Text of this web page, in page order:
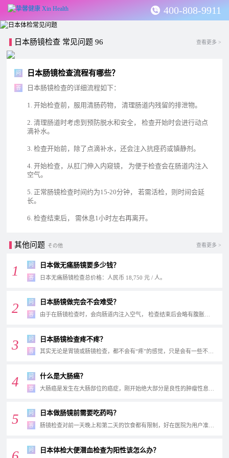
400-808-9911
日本肠镜检查 常见问题 96 查看更多 >
问 日本肠镜检查流程有哪些？
答 日本肠镜检查的详细流程如下：
1. 开始检查前，服用清肠药物， 清理肠道内残留的排泄物。
2. 清理肠道时考虑到预防脱水和安全， 检查开始时会进行动点
滴补水。
3. 检查开始前，除了点滴补水，还会注入抗痉药或镇静剂。
4. 开始检查，从肛门伸入内窥镜， 为便于检查会在肠道内注入
空气。
5. 正常肠镜检查时间约为15-20分钟， 若需活检，则时间会延
长。
6. 检查结束后， 需休息1小时左右再离开。
其他问题 その他 查看更多 >
1 问 日本做无痛肠镜要多少钱？
答 日本无痛肠镜检查总价格：人民币 18,750 元 / ⼈。
2 问 日本肠镜做完会不会难受？
答
3 问 日本肠镜检查疼不疼？
答
4 问 什么是大肠癌？
答
5 问 日本做肠镜前需要吃药吗？
答
问 日本体检大便潜血检查为阳性该怎么办？